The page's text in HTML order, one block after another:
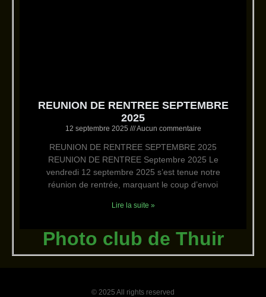
REUNION DE RENTREE SEPTEMBRE
2025
12 septembre 2025 Aucun commentaire
REUNION DE RENTREE SEPTEMBRE 2025
REUNION DE RENTREE Septembre 2025 Le
vendredi 12 septembre 2025 s’est tenue notre
réunion de rentrée, marquant le coup d’envoi
Lire la suite »
Photo club de Thuir
© 2025 All rights reserved